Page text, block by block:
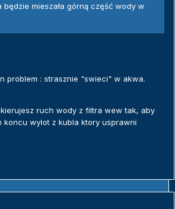
mieszała górną część wody w
problem : strasznie "swieci" w akwa.
ruch wody z filtra wew tak, aby
koncu wylot z kubla ktory usprawni